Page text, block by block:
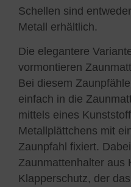
Schellen sind
Metall erhältlich.
Die elegantere
vormontieren
Bei diesem
einfach in die
mittels eines
Metallplättchens mit
Zaunpfahl fixiert.
Zaunmattenhalter aus
Klapperschutz, der